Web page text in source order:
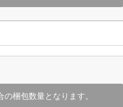
梱包数量となります。